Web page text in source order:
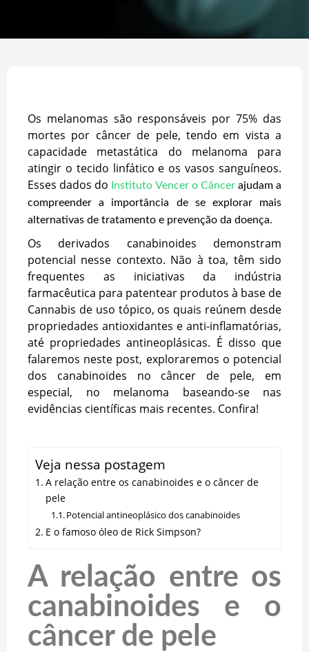
Os melanomas são responsáveis por 75% das
mortes por câncer de pele, tendo em vista a
capacidade metastática do melanoma para
atingir o tecido linfático e os vasos sanguíneos.
Esses dados do
Instituto Vencer o Câncerajudam a
compreender a importância de se explorar mais
alternativas de tratamento e prevenção da doença.
Os derivados canabinoides demonstram
potencial nesse contexto. Não à toa, têm sido
frequentes as iniciativas da indústria
farmacêutica para patentear produtos à base de
Cannabis de uso tópico, os quais reúnem desde
propriedades antioxidantes e anti-inflamatórias,
até propriedades antineoplásicas. É disso que
falaremos neste post, exploraremos o potencial
dos canabinoides no câncer de pele, em
especial, no melanoma baseando-se nas
evidências científicas mais recentes. Confira!
Veja nessa postagem
A relação entre os canabinoides e o câncer de
pele
Potencial antineoplásico dos canabinoides
E o famoso óleo de Rick Simpson?
A relação entre os
canabinoides e o
câncer de pele